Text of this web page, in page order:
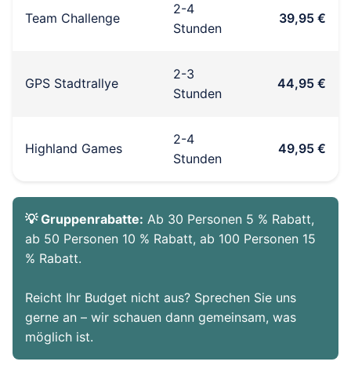
Team Challenge
2-4
Stunden
39,95 €
GPS Stadtrallye
2-3
Stunden
44,95 €
Highland Games
2-4
Stunden
49,95 €
💡 Gruppenrabatte: Ab 30 Personen 5 % Rabatt,
ab 50 Personen 10 % Rabatt, ab 100 Personen 15
% Rabatt.
Reicht Ihr Budget nicht aus? Sprechen Sie uns
gerne an – wir schauen dann gemeinsam, was
möglich ist.